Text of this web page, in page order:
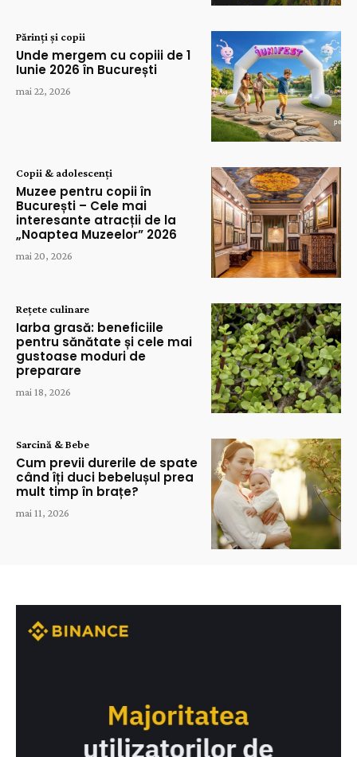
Părinți și copii
Unde mergem cu copiii de 1
Iunie 2026 în București
mai 22, 2026
Copii & adolescenți
Muzee pentru copii în
București – Cele mai
interesante atracții de la
„Noaptea Muzeelor” 2026
mai 20, 2026
Rețete culinare
Iarba grasă: beneficiile
pentru sănătate și cele mai
gustoase moduri de
preparare
mai 18, 2026
Sarcină & Bebe
Cum previi durerile de spate
când îți duci bebelușul prea
mult timp în brațe?
mai 11, 2026